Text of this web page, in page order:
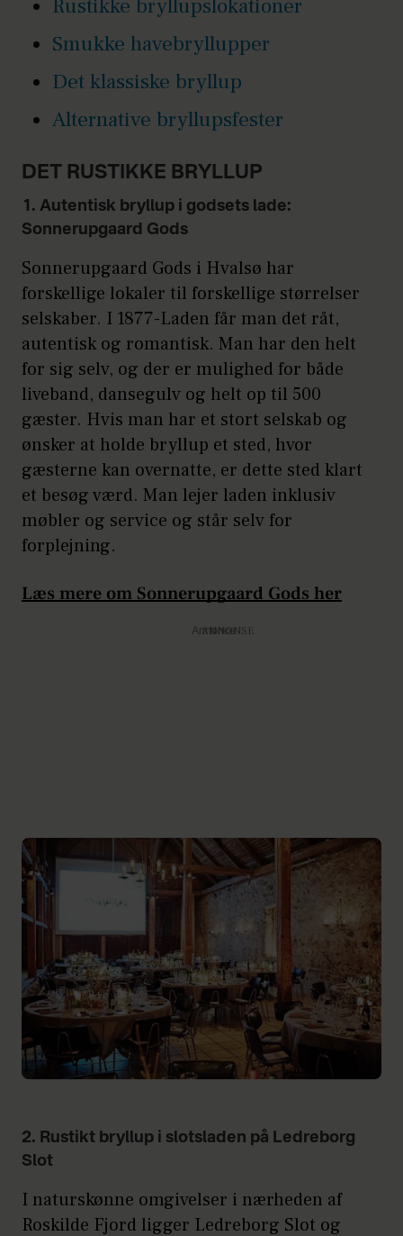
Rustikke bryllupslokationer
Smukke havebryllupper
Det klassiske bryllup
Alternative bryllupsfester
DET RUSTIKKE BRYLLUP
1. Autentisk bryllup i godsets lade:
Sonnerupgaard Gods
Sonnerupgaard Gods i Hvalsø har
forskellige lokaler til forskellige størrelser
selskaber. I 1877-Laden får man det råt,
autentisk og romantisk. Man har den helt
for sig selv, og der er mulighed for både
liveband, dansegulv og helt op til 500
gæster. Hvis man har et stort selskab og
ønsker at holde bryllup et sted, hvor
gæsterne kan overnatte, er dette sted klart
et besøg værd. Man lejer laden inklusiv
møbler og service og står selv for
forplejning.
Læs mere om Sonnerupgaard Gods her
Annonce
2. Rustikt bryllup i slotsladen på Ledreborg
Slot
I naturskønne omgivelser i nærheden af
Roskilde Fjord ligger Ledreborg Slot og